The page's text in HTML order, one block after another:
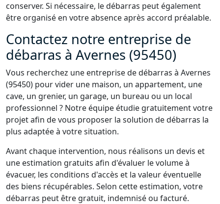
conserver. Si nécessaire, le débarras peut également
être organisé en votre absence après accord préalable.
Contactez notre entreprise de
débarras à Avernes (95450)
Vous recherchez une entreprise de débarras à Avernes
(95450) pour vider une maison, un appartement, une
cave, un grenier, un garage, un bureau ou un local
professionnel ? Notre équipe étudie gratuitement votre
projet afin de vous proposer la solution de débarras la
plus adaptée à votre situation.
Avant chaque intervention, nous réalisons un devis et
une estimation gratuits afin d'évaluer le volume à
évacuer, les conditions d'accès et la valeur éventuelle
des biens récupérables. Selon cette estimation, votre
débarras peut être gratuit, indemnisé ou facturé.